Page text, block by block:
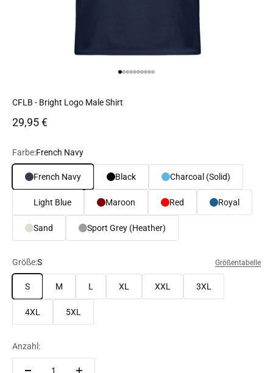
CFLB - Bright Logo Male Shirt
Angebot
29,95 €
Farbe:French Navy
French Navy Black Charcoal (Solid)
Light Blue Maroon Red Royal
Sand Sport Grey (Heather)
Größe:S Größentabelle
S M L XL XXL 3XL
4XL 5XL
Anzahl: